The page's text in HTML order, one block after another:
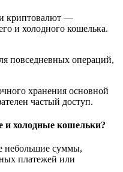
криптовалют —
и холодного кошелька.
повседневных операций,
хранения основной
частый доступ.
и холодные кошельки?
небольшие суммы,
платежей или